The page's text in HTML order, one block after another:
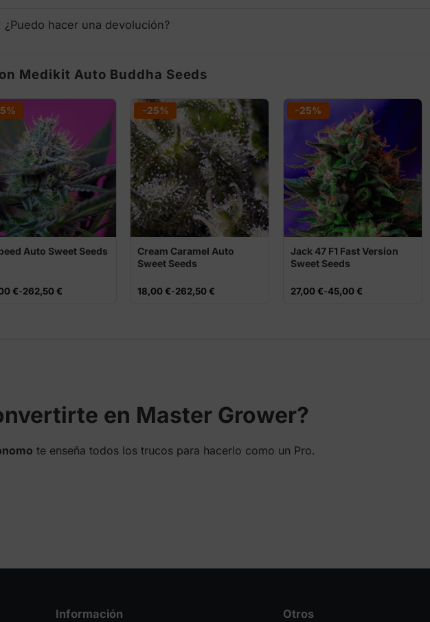
¿Puedo hacer una devolución?
Medikit Auto Buddha Seeds
Auto Sweet Seeds
€-262,50€
-25%
Cream Caramel Auto
Sweet Seeds
18,00€-262,50€
Rango
-25%
Jack 47 F1 Fast Version
Sweet Seeds
27,00€-45,00€
Rango
en Master Grower?
te enseña todos los trucos para hacerlo como un Pro.
Información Otros